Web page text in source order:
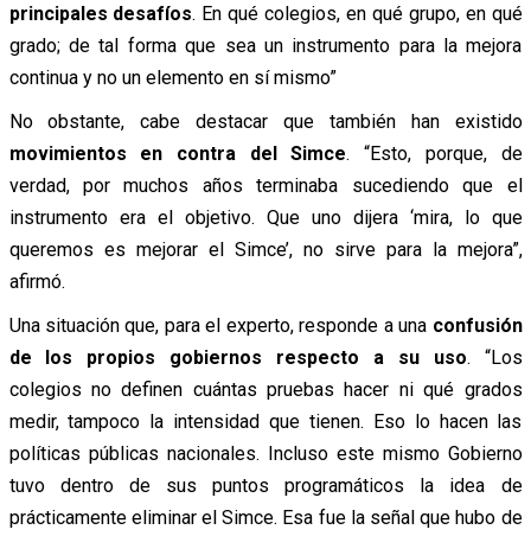
principales desafíos. En qué colegios, en qué grupo, en qué
grado; de tal forma que sea un instrumento para la mejora
continua y no un elemento en sí mismo”
No obstante, cabe destacar que también han existido
movimientos en contra del Simce. “Esto, porque, de
verdad, por muchos años terminaba sucediendo que el
instrumento era el objetivo. Que uno dijera ‘mira, lo que
queremos es mejorar el Simce’, no sirve para la mejora”,
afirmó.
Una situación que, para el experto, responde a una confusión
de los propios gobiernos respecto a su uso. “Los
colegios no definen cuántas pruebas hacer ni qué grados
medir, tampoco la intensidad que tienen. Eso lo hacen las
políticas públicas nacionales. Incluso este mismo Gobierno
tuvo dentro de sus puntos programáticos la idea de
prácticamente eliminar el Simce. Esa fue la señal que hubo de